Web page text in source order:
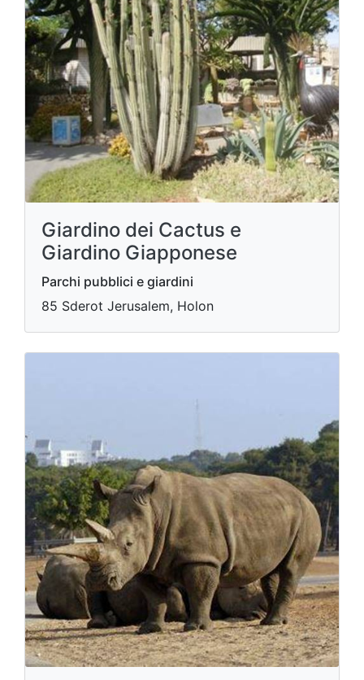
Giardino dei Cactus e
Giardino Giapponese
Parchi pubblici e giardini
85 Sderot Jerusalem, Holon